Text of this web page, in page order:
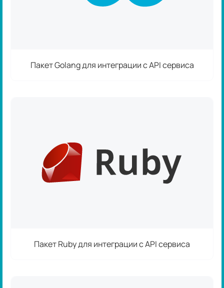
Пакет Golang для интеграции с API сервиса
Пакет Ruby для интеграции с API сервиса